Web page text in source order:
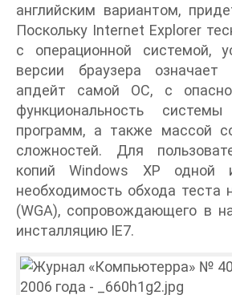
английским вариантом,
Поскольку Internet Explorer
с операционной системой,
версии браузера
апдейт самой ОС, с
функциональность
программ, а также массой
сложностей. Для
копий Windows XP одной
необходимость обхода теста
(WGA), сопровождающего в
инсталляцию IE7.